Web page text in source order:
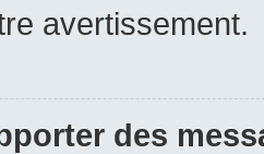
avertissement.
des